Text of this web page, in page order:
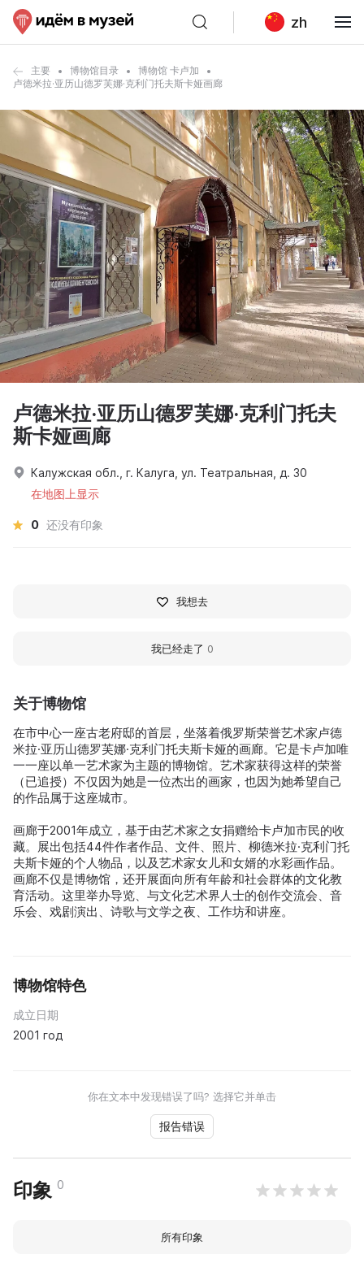
zh
主要 博物馆目录
博物馆 卡卢加
卢德米拉·亚历山德罗芙娜·克利门托夫斯卡娅画廊
关于博物馆
在市中心一座古老府邸的首层，坐落着俄罗斯荣誉艺术家卢德
米拉·亚历山德罗芙娜·克利门托夫斯卡娅的画廊。它是卡卢加唯
一一座以单一艺术家为主题的博物馆。艺术家获得这样的荣誉
（已追授）不仅因为她是一位杰出的画家，也因为她希望自己
的作品属于这座城市。
画廊于2001年成立，基于由艺术家之女捐赠给卡卢加市民的收
藏。展出包括44件作者作品、文件、照片、柳德米拉·克利门托
夫斯卡娅的个人物品，以及艺术家女儿和女婿的水彩画作品。
画廊不仅是博物馆，还开展面向所有年龄和社会群体的文化教
育活动。这里举办导览、与文化艺术界人士的创作交流会、音
乐会、戏剧演出、诗歌与文学之夜、工作坊和讲座。
博物馆特色
成立日期
2001 год
你在文本中发现错误了吗? 选择它并单击
报告错误
印象 0
所有印象
卢德米拉·亚历山德罗芙娜·克利门托夫
斯卡娅画廊
Калужская обл., г. Калуга, ул. Театральная, д. 30
在地图上显示
0 还没有印象
我想去
我已经走了 0